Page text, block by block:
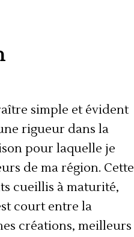
simple et évident
rigueur dans la
pour laquelle je
de ma région. Cette
cueillis à maturité,
court entre la
créations, meilleurs